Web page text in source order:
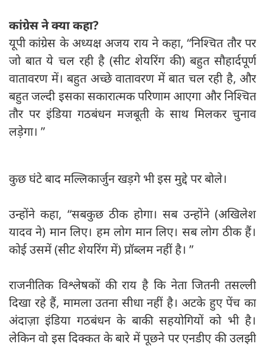
कांग्रेस ने क्या कहा?
यूपी कांग्रेस के अध्यक्ष अजय राय ने कहा, “निश्चित तौर पर
जो बात ये चल रही है (सीट शेयरिंग की) बहुत सौहार्दपूर्ण
वातावरण में। बहुत अच्छे वातावरण में बात चल रही है, और
बहुत जल्दी इसका सकारात्मक परिणाम आएगा और निश्चित
तौर पर इंडिया गठबंधन मजबूती के साथ मिलकर चुनाव
लड़ेगा। ”
कुछ घंटे बाद मल्लिकार्जुन खड़गे भी इस मुद्दे पर बोले।
उन्होंने कहा, “सबकुछ ठीक होगा। सब उन्होंने (अखिलेश
यादव ने) मान लिए। हम लोग मान लिए। सब लोग ठीक हैं।
कोई उसमें (सीट शेयरिंग में) प्रॉब्लम नहीं है। ”
राजनीतिक विश्लेषकों की राय है कि नेता जितनी तसल्ली
दिखा रहे हैं, मामला उतना सीधा नहीं है। अटके हुए पेंच का
अंदाज़ा इंडिया गठबंधन के बाकी सहयोगियों को भी है।
लेकिन वो इस दिक्कत के बारे में पूछने पर एनडीए की उलझी